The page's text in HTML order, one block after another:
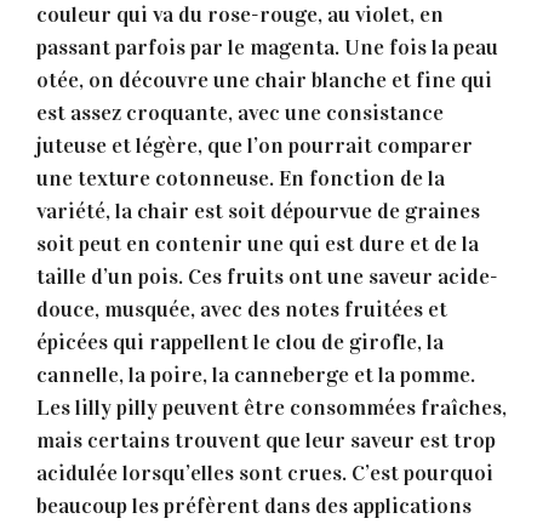
couleur qui va du rose-rouge, au violet, en
passant parfois par le magenta. Une fois la peau
otée, on découvre une chair blanche et fine qui
est assez croquante, avec une consistance
juteuse et légère, que l’on pourrait comparer
une texture cotonneuse. En fonction de la
variété, la chair est soit dépourvue de graines
soit peut en contenir une qui est dure et de la
taille d’un pois. Ces fruits ont une saveur acide-
douce, musquée, avec des notes fruitées et
épicées qui rappellent le clou de girofle, la
cannelle, la poire, la canneberge et la pomme.
Les lilly pilly peuvent être consommées fraîches,
mais certains trouvent que leur saveur est trop
acidulée lorsqu’elles sont crues. C’est pourquoi
beaucoup les préfèrent dans des applications